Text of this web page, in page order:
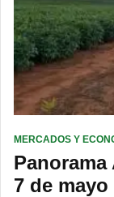
MERCADOS Y
7 de mayo